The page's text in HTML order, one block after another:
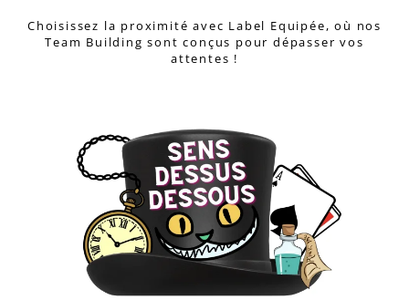
Choisissez la proximité avec Label Equipée, où nos
Team Building sont conçus pour dépasser vos
attentes !